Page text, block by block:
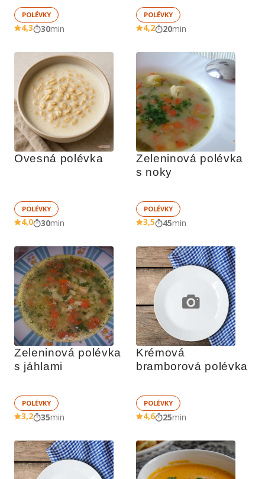
POLÉVKY
4,3 30min
POLÉVKY
4,2 20min
Ovesná polévka
POLÉVKY
4,0 30min
Zeleninová polévka
s noky
POLÉVKY
3,5 45min
Zeleninová polévka
s jáhlami
POLÉVKY
3,2 35min
Krémová
bramborová polévka
POLÉVKY
4,6 25min